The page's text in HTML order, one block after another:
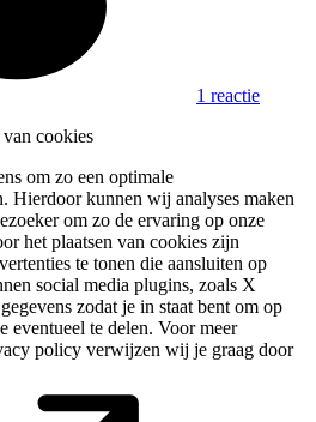
1 reactie
cookies
om zo een optimale
Hierdoor kunnen wij analyses maken
om zo de ervaring op onze
het plaatsen van cookies zijn
te tonen die aansluiten op
social media plugins, zoals X
zodat je in staat bent om op
eventueel te delen. Voor meer
policy verwijzen wij je graag door